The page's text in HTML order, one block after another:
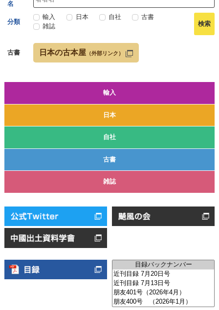
輸入
日本
自社
古書
雑誌
名
分類
輸入 日本 自社
古書
雑誌
古書 日本の古本屋 （外部リンク）